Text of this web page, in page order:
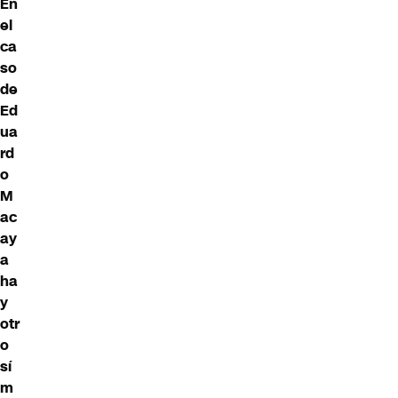
el
ca
so
de
Ed
ua
rd
o
M
ac
ay
a
ha
y
otr
o
sí
m